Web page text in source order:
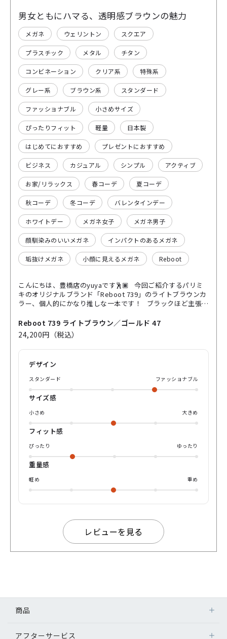
男女ともにハマる、透明感ブラウンの魅力
メガネ ウェリントン スクエア
プラスチック メタル チタン
コンビネーション クリア系 特殊系
グレー系 ブラウン系 スタンダード
ファッショナブル 小さめサイズ
ぴったりフィット 軽量 日本製
はじめてにおすすめ プレゼントにおすすめ
ビジネス カジュアル シンプル アクティブ
お家/リラックス 春コーデ 夏コーデ
秋コーデ 冬コーデ バレンタインデー
ホワイトデー メガネ女子 メガネ男子
顔馴染みのいいメガネ インパクトのあるメガネ
垢抜けメガネ 小顔に見えるメガネ Reboot
こんにちは、豊橋店のyuyaです🕺🏿 今回ご紹介するパリミ
キのオリジナルブランド「Reboot 739」のライトブラウンカ
ラー、個人的にかなり推しな一本です！ ブラックほど主張し
で、肌なじみがとにかく良い🤤 かけた瞬間に雰囲気がグッと
柔らかくなって、「なんかおしゃれな人」感が出ます！ フロ
ントは丸みのあるクラシック寄りの形ですが、ほんのり角を
感じるデザインなので、可愛くなりすぎず大人っぽさもキー
少しキレイめな服装とも相性◎です！ サイドは金属素材を使
っているので、見た目はスッキリなのに軽くて丈夫👀 長時間
かけても疲れにくいのも嬉しいポイント クリア系や淡いカラ
ーのフレームに挑戦してみたい方、いつもの黒縁からイメチ
ェンしたい方にはドンピシャ🦭 写真映えもするので、SNS用
のコーデにもめちゃくちゃ使えます 男女どちらにもハマる万
能カラー、ぜひ店頭で試してみてください！ yuyaでした、
それではまた💁‍♂️
Reboot 739 ライトブラウン／ゴールド 47
24,200円（税込）
デザイン
スタンダード ファッショナブル
サイズ感
小さめ 大きめ
フィット感
ぴったり ゆったり
重量感
軽め 重め
レビューを見る
商品
アフターサービス